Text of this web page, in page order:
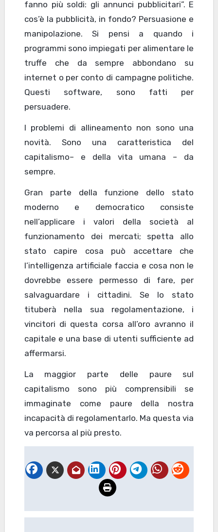
fanno più soldi: gli annunci pubblicitari”. E
cos’è la pubblicità, in fondo? Persuasione e
manipolazione. Si pensi a quando i
programmi sono impiegati per alimentare le
truffe che da sempre abbondano su
internet o per conto di campagne politiche.
Questi software, sono fatti per
persuadere.
I problemi di allineamento non sono una
novità. Sono una caratteristica del
capitalismo– e della vita umana – da
sempre.
Gran parte della funzione dello stato
moderno e democratico consiste
nell’applicare i valori della società al
funzionamento dei mercati; spetta allo
stato capire cosa può accettare che
l’intelligenza artificiale faccia e cosa non le
dovrebbe essere permesso di fare, per
salvaguardare i cittadini. Se lo stato
tituberà nella sua regolamentazione, i
vincitori di questa corsa all’oro avranno il
capitale e una base di utenti sufficiente ad
affermarsi.
La maggior parte delle paure sul
capitalismo sono più comprensibili se
immaginate come paure della nostra
incapacità di regolamentarlo. Ma questa via
va percorsa al più presto.